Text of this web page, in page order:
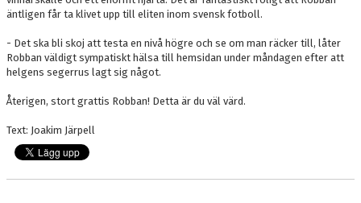
äntligen får ta klivet upp till eliten inom svensk fotboll.
- Det ska bli skoj att testa en nivå högre och se om man räcker till, låter
Robban väldigt sympatiskt hälsa till hemsidan under måndagen efter att
helgens segerrus lagt sig något.
Återigen, stort grattis Robban! Detta är du väl värd.
Text: Joakim Järpell